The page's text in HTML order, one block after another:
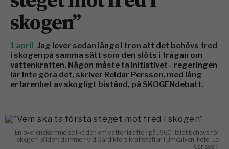
skogen”
1 april
Jag lever sedan länge i tron att det behövs fred
i skogen på samma sätt som den slöts i frågan om
vattenkraften. Någon måste ta initiativet– regeringen
lär inte göra det, skriver Reidar Persson, med lång
erfarenhet av skogligt bistånd, på SKOGENdebatt.
En överenskommelse likt den om vattenkraften på 1960-talet behövs för
skogen. Bilden: dammen vid Gardikfors kraftstation i Umeälven. Foto: Le
Carlsson.